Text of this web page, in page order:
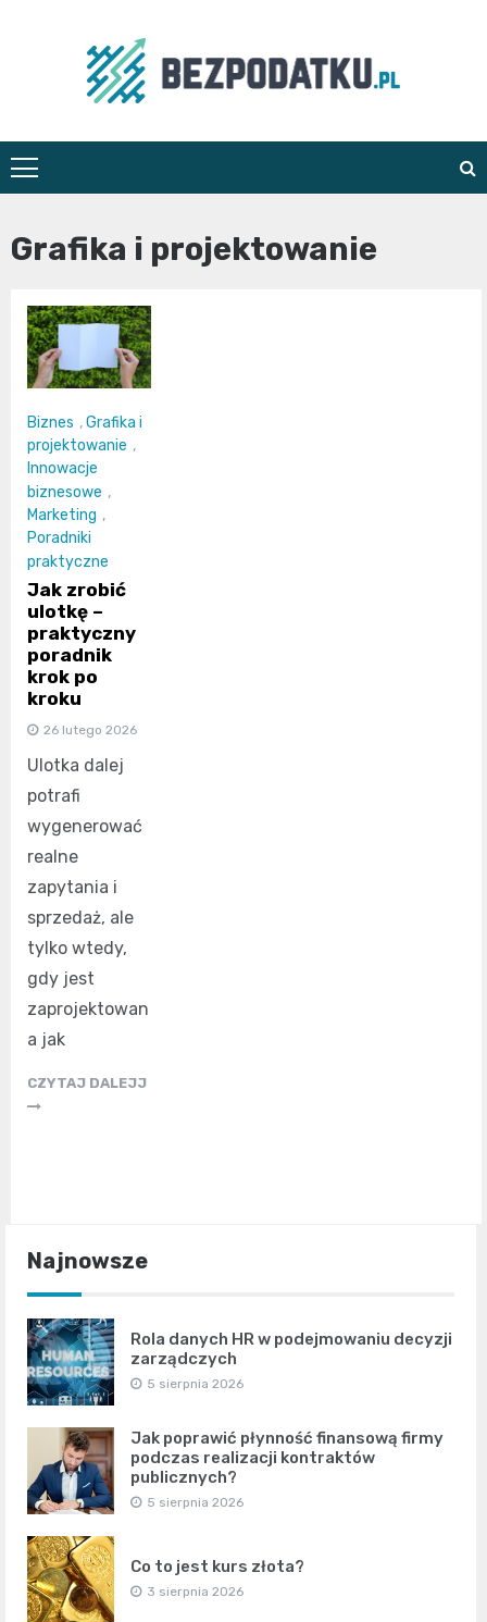
bezpodatku.pl
Grafika i projektowanie
Biznes ,Grafika i
projektowanie ,
Innowacje
biznesowe ,
Marketing ,
Poradniki
praktyczne
Jak zrobić
ulotkę –
praktyczny
poradnik
krok po
kroku
26 lutego 2026
Ulotka dalej
potrafi
wygenerować
realne
zapytania i
sprzedaż, ale
tylko wtedy,
gdy jest
zaprojektowan
a jak
CZYTAJ DALEJJ
Najnowsze
Rola danych HR w podejmowaniu decyzji
zarządczych
5 sierpnia 2026
Jak poprawić płynność finansową firmy
podczas realizacji kontraktów
publicznych?
5 sierpnia 2026
Co to jest kurs złota?
3 sierpnia 2026